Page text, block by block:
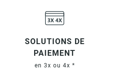
SOLUTIONS DE
PAIEMENT
en 3x ou 4x *